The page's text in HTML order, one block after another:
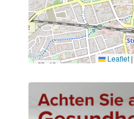
Leaflet |